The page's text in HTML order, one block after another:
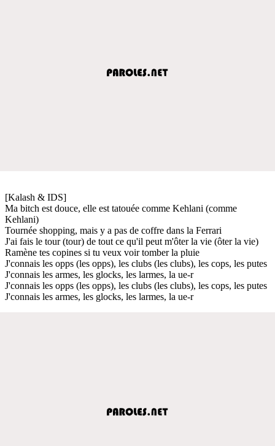
[Kalash & IDS]
Ma bitch est douce, elle est tatouée comme Kehlani (comme
Kehlani)
Tournée shopping, mais y a pas de coffre dans la Ferrari
J'ai fais le tour (tour) de tout ce qu'il peut m'ôter la vie (ôter la vie)
Ramène tes copines si tu veux voir tomber la pluie
J'connais les opps (les opps), les clubs (les clubs), les cops, les putes
J'connais les armes, les glocks, les larmes, la ue-r
J'connais les opps (les opps), les clubs (les clubs), les cops, les putes
J'connais les armes, les glocks, les larmes, la ue-r